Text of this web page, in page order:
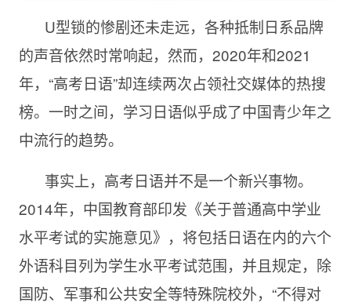
U型锁的惨剧还未走远，各种抵制日系品牌
的声音依然时常响起，然而，2020年和2021
年，“高考日语”却连续两次占领社交媒体的热搜
榜。一时之间，学习日语似乎成了中国青少年之
中流行的趋势。
事实上，高考日语并不是一个新兴事物。
2014年，中国教育部印发《关于普通高中学业
水平考试的实施意见》，将包括日语在内的六个
外语科目列为学生水平考试范围，并且规定，除
国防、军事和公共安全等特殊院校外，“不得对